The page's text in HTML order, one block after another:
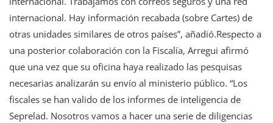
internacional. Hay información recabada (sobre Cartes) de
otras unidades similares de otros países”, añadió.Respecto a
una posterior colaboración con la Fiscalía, Arregui afirmó
que una vez que su oficina haya realizado las pesquisas
necesarias analizarán su envío al ministerio público. “Los
fiscales se han valido de los informes de inteligencia de
Seprelad. Nosotros vamos a hacer una serie de diligencias